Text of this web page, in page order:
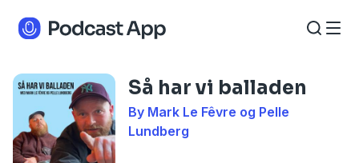
Så har vi balladen
By Mark Le Fêvre og Pelle
Lundberg